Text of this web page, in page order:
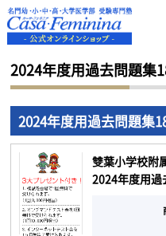
HOME 2024年度用過去問
2024年度用過去問題集
2024年度用過去問題集
雙葉小学校附
2024年度用過